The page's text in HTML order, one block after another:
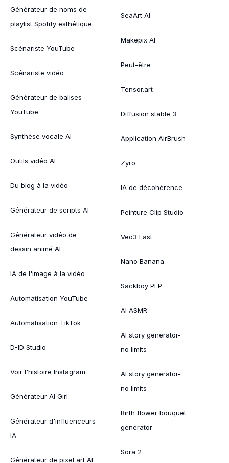
Générateur de noms de
playlist Spotify esthétique
Scénariste YouTube
Scénariste vidéo
Générateur de balises
YouTube
Synthèse vocale AI
Outils vidéo AI
Du blog à la vidéo
Générateur de scripts AI
Générateur vidéo de
dessin animé AI
IA de l'image à la vidéo
Automatisation YouTube
Automatisation TikTok
D-ID Studio
Voir l'histoire Instagram
Générateur AI Girl
Générateur d'influenceurs
IA
Générateur de pixel art AI
SeaArt AI
Makepix AI
Peut-être
Tensor.art
Diffusion stable 3
Application AirBrush
Zyro
IA de décohérence
Peinture Clip Studio
Veo3 Fast
Nano Banana
Sackboy PFP
AI ASMR
AI story generator-
no limits
AI story generator-
no limits
Birth flower bouquet
generator
Sora 2